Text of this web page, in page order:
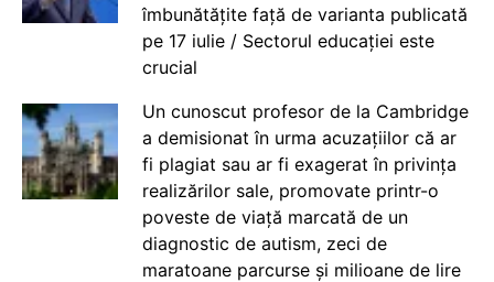
îmbunătățite față de varianta publicată
pe 17 iulie / Sectorul educației este
crucial
Un cunoscut profesor de la Cambridge
a demisionat în urma acuzațiilor că ar
fi plagiat sau ar fi exagerat în privința
realizărilor sale, promovate printr-o
poveste de viață marcată de un
diagnostic de autism, zeci de
maratoane parcurse și milioane de lire